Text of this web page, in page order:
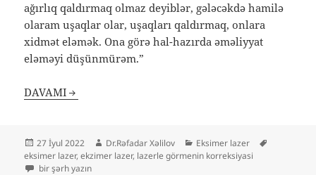
ağırlıq qaldırmaq olmaz deyiblər, gələcəkdə hamilə
olaram uşaqlar olar, uşaqları qaldırmaq, onlara
xidmət eləmək. Ona görə hal-hazırda əməliyyat
eləməyi düşünmürəm.”
DAVAMI
Yayım
tarixi
27 İyul 2022 Müəllif
Dr.Rəfadar Xəlilov Kateqoriyalar
Eksimer lazer
eksimer lazer,ekzimer lazer, lazerle görmenin korreksiyasi
Eksimer lazer və ağırlıq qaldırmaq üçün
bir şərh yazın